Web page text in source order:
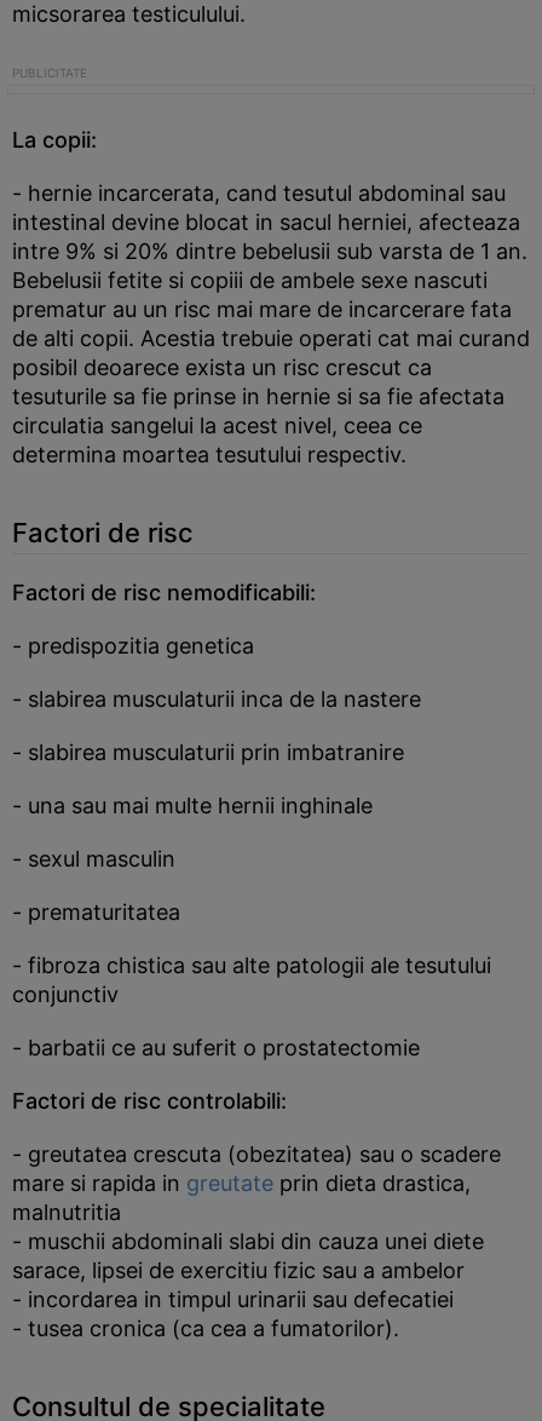
micsorarea testiculului.
La copii:
- hernie incarcerata, cand tesutul abdominal sau
intestinal devine blocat in sacul herniei, afecteaza
intre 9% si 20% dintre bebelusii sub varsta de 1 an.
Bebelusii fetite si copiii de ambele sexe nascuti
prematur au un risc mai mare de incarcerare fata
de alti copii. Acestia trebuie operati cat mai curand
posibil deoarece exista un risc crescut ca
tesuturile sa fie prinse in hernie si sa fie afectata
circulatia sangelui la acest nivel, ceea ce
determina moartea tesutului respectiv.
Factori de risc
Factori de risc nemodificabili:
- predispozitia genetica
- slabirea musculaturii inca de la nastere
- slabirea musculaturii prin imbatranire
- una sau mai multe hernii inghinale
- sexul masculin
- prematuritatea
- fibroza chistica sau alte patologii ale tesutului
conjunctiv
- barbatii ce au suferit o prostatectomie
Factori de risc controlabili:
- greutatea crescuta (obezitatea) sau o scadere
mare si rapida in greutate prin dieta drastica,
malnutritia
- muschii abdominali slabi din cauza unei diete
sarace, lipsei de exercitiu fizic sau a ambelor
- incordarea in timpul urinarii sau defecatiei
- tusea cronica (ca cea a fumatorilor).
Consultul de specialitate